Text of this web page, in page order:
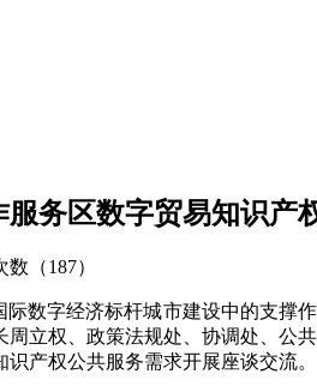
务区数字贸易知识产
数（187）
数字经济标杆城市建设中的支
立权、政策法规处、协调处、
产权公共服务需求开展座谈交流。